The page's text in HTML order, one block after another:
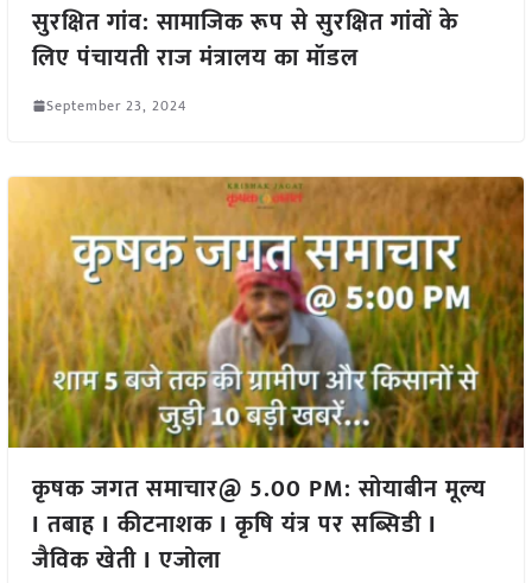
सुरक्षित गांव: सामाजिक रूप से सुरक्षित गांवों के
लिए पंचायती राज मंत्रालय का मॉडल
September 23, 2024
कृषक जगत समाचार@ 5.00 PM: सोयाबीन मूल्य
I तबाह I कीटनाशक I कृषि यंत्र पर सब्सिडी I
जैविक खेती I एजोला